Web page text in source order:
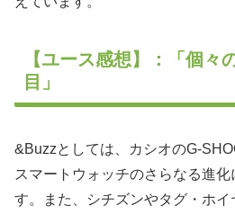
【ユース感想】：「個々
目」
&Buzzとしては、カシオのG-
スマートウォッチのさらなる進化
す。また、シチズンやタグ・ホ